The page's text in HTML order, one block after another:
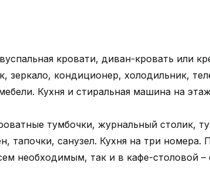
кровати, диван-кровать или
зеркало, кондиционер, холодильник,
Кухня и стиральная машина на
тумбочки, журнальный столик,
тапочки, санузел. Кухня на три номера.
необходимым, так и в кафе-столовой –